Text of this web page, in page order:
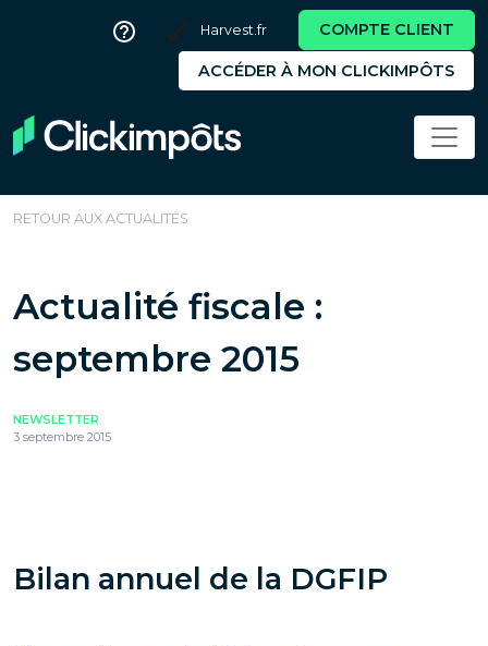
Harvest.fr COMPTE CLIENT
ACCÉDER À MON CLICKIMPÔTS
RETOUR AUX ACTUALITÉS
Actualité fiscale :
septembre 2015
NEWSLETTER
3 septembre 2015
Bilan annuel de la DGFIP